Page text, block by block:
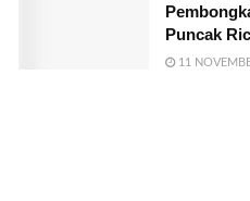
Puncak
11